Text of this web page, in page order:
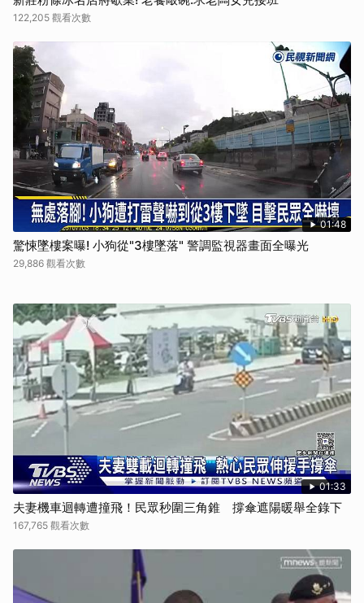
122,205 觀看次數
01:48
驚悚墜樓案曝! 小狗從"3樓墜落" 警調監視器畫面全曝光
29,886 觀看次數
01:33
夫妻機車迴轉遭撞飛！民眾秒圍三角錐 撐傘遮陽暖舉全錄下
167,765 觀看次數